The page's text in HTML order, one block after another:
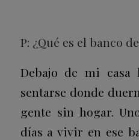
P: ¿Qué es el banco
Debajo de mi casa
sentarse donde
gente sin hogar.
días a vivir en ese